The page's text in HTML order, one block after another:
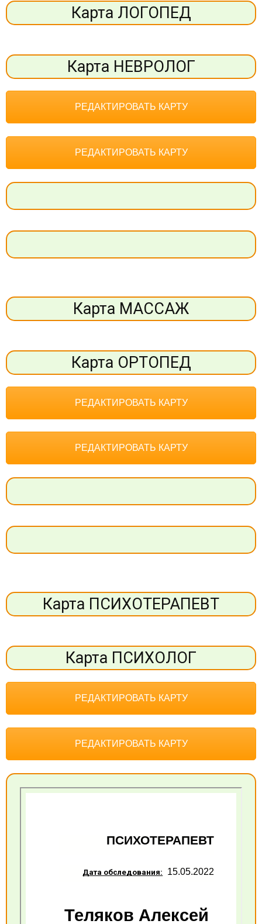
Карта ЛОГОПЕД
Карта НЕВРОЛОГ
РЕДАКТИРОВАТЬ КАРТУ
РЕДАКТИРОВАТЬ КАРТУ
Карта МАССАЖ
Карта ОРТОПЕД
РЕДАКТИРОВАТЬ КАРТУ
РЕДАКТИРОВАТЬ КАРТУ
Карта ПСИХОТЕРАПЕВТ
Карта ПСИХОЛОГ
РЕДАКТИРОВАТЬ КАРТУ
РЕДАКТИРОВАТЬ КАРТУ